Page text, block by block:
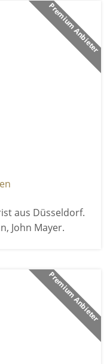
Premium Anbieter
aus Düsseldorf.
John Mayer.
Premium Anbieter